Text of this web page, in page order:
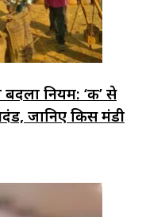
नियम: ‘क’ से
जानिए किस मंडी